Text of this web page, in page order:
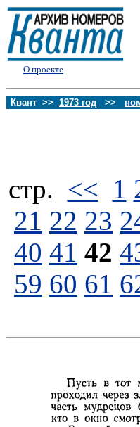
О проекте
Квант >> 1973 год >>
стp. << 1
21 22 23
40 41 42
59 60 61